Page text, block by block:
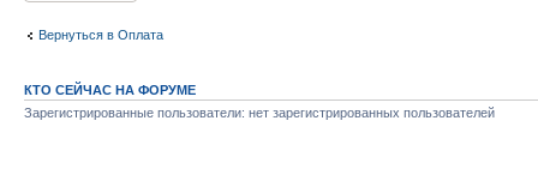
Вернуться в Оплата
КТО СЕЙЧАС НА ФОРУМЕ
Зарегистрированные пользователи: нет зарегистрированных пользователей